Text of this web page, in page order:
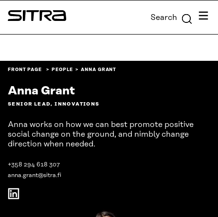
Skip to
content
Sitra Search Menu
FRONT PAGE PEOPLE ANNA GRANT
Anna Grant
SENIOR LEAD, INNOVATIONS
Anna works on how we can best promote positive
social change on the ground, and nimbly change
direction when needed.
+358 294 618 307
anna.grant@sitra.fi